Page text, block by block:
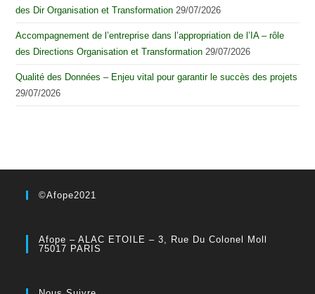
des Dir Organisation et Transformation 29/07/2026
Accompagnement de l’entreprise dans l’appropriation de l’IA – rôle
des Directions Organisation et Transformation 29/07/2026
Qualité des Données – Enjeu vital pour garantir le succès des projets
29/07/2026
©Afope2021
Afope – ALAC ETOILE – 3, Rue Du Colonel Moll
75017 PARIS